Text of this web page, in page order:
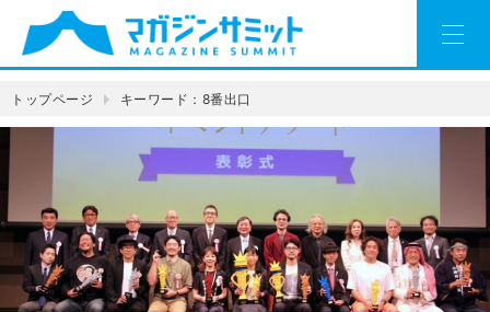
トップページ キーワード：8番出口